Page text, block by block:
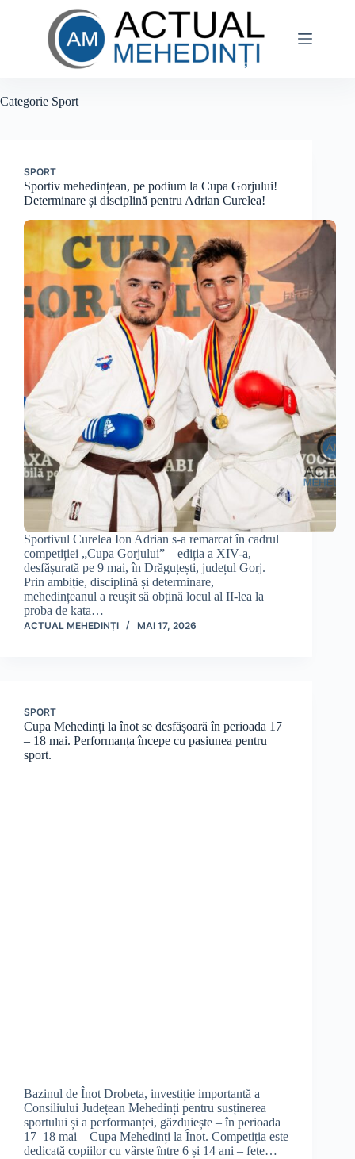
Categorie Sport
SPORT
Sportiv mehedințean, pe podium la Cupa Gorjului!
Determinare și disciplină pentru Adrian Curelea!
Sportivul Curelea Ion Adrian s-a remarcat în cadrul
competiției „Cupa Gorjului” – ediția a XIV-a,
desfășurată pe 9 mai, în Drăguțești, județul Gorj.
Prin ambiție, disciplină și determinare,
mehedințeanul a reușit să obțină locul al II-lea la
proba de kata…
ACTUAL MEHEDINȚI MAI 17, 2026
SPORT
Cupa Mehedinți la înot se desfășoară în perioada 17
– 18 mai. Performanța începe cu pasiunea pentru
sport.
Bazinul de Înot Drobeta, investiție importantă a
Consiliului Județean Mehedinți pentru susținerea
sportului și a performanței, găzduiește – în perioada
17–18 mai – Cupa Mehedinți la Înot. Competiția este
dedicată copiilor cu vârste între 6 și 14 ani – fete…